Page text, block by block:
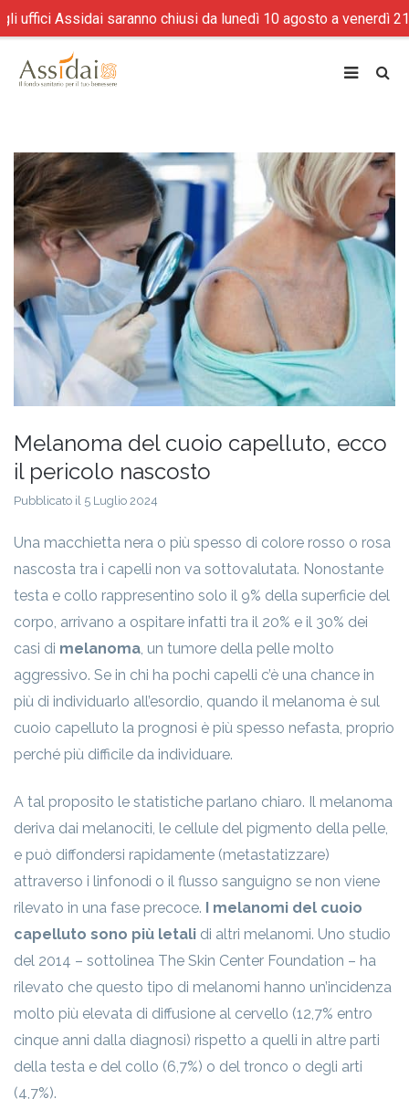
Melanoma del cuoio capelluto, ecco
il pericolo nascosto
Pubblicato il 5 Luglio 2024
Una macchietta nera o più spesso di colore rosso o rosa
nascosta tra i capelli non va sottovalutata. Nonostante
testa e collo rappresentino solo il 9% della superficie del
corpo, arrivano a ospitare infatti tra il 20% e il 30% dei
casi di melanoma, un tumore della pelle molto
aggressivo. Se in chi ha pochi capelli c’è una chance in
più di individuarlo all’esordio, quando il melanoma è sul
cuoio capelluto la prognosi è più spesso nefasta, proprio
perché più difficile da individuare.
A tal proposito le statistiche parlano chiaro. Il melanoma
deriva dai melanociti, le cellule del pigmento della pelle,
e può diffondersi rapidamente (metastatizzare)
attraverso i linfonodi o il flusso sanguigno se non viene
rilevato in una fase precoce.
I melanomi del cuoio
capelluto sono più letali di altri melanomi. Uno studio
del 2014 – sottolinea The Skin Center Foundation – ha
rilevato che questo tipo di melanomi hanno un’incidenza
molto più elevata di diffusione al cervello (12,7% entro
cinque anni dalla diagnosi) rispetto a quelli in altre parti
della testa e del collo (6,7%) o del tronco o degli arti
(4,7%).
saranno chiusi da lunedì 10 agosto a venerdì 21